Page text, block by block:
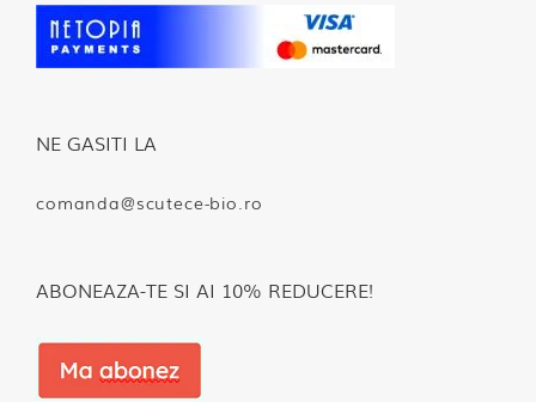
NE GASITI LA
comanda@scutece-bio.ro
ABONEAZA-TE SI AI 10% REDUCERE!